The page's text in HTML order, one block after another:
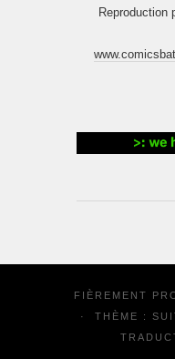
Reproduction
FIÈREMENT
·
THÈME :